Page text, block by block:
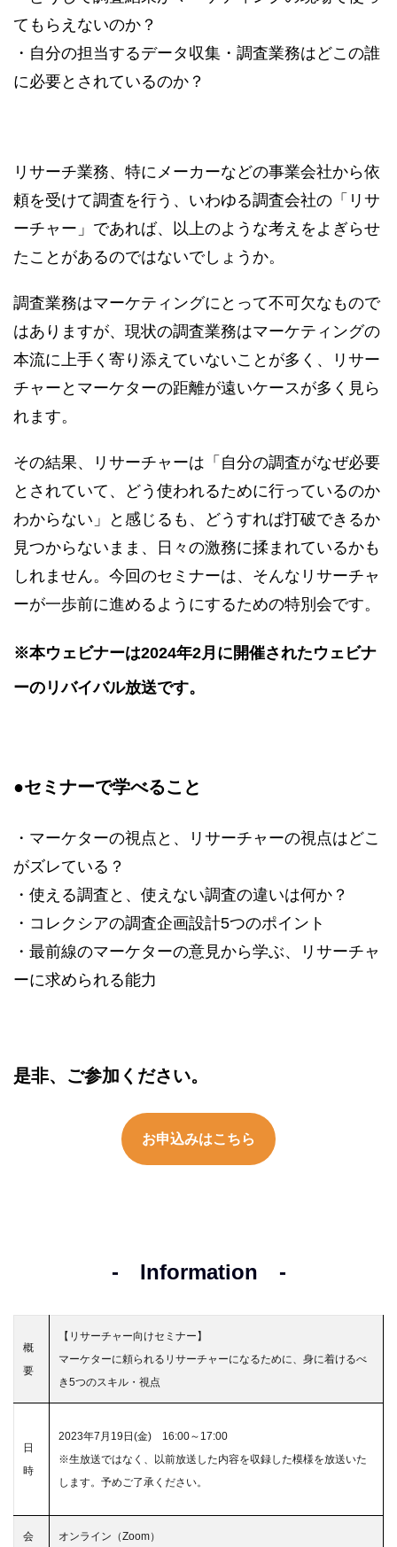
てもらえないのか？
・自分の担当するデータ収集・調査業務はどこの誰
に必要とされているのか？
リサーチ業務、特にメーカーなどの事業会社から依
頼を受けて調査を行う、いわゆる調査会社の「リサ
ーチャー」であれば、以上のような考えをよぎらせ
たことがあるのではないでしょうか。
調査業務はマーケティングにとって不可欠なもので
はありますが、現状の調査業務はマーケティングの
本流に上手く寄り添えていないことが多く、リサー
チャーとマーケターの距離が遠いケースが多く見ら
れます。
その結果、リサーチャーは「自分の調査がなぜ必要
とされていて、どう使われるために行っているのか
わからない」と感じるも、どうすれば打破できるか
見つからないまま、日々の激務に揉まれているかも
しれません。今回のセミナーは、そんなリサーチャ
ーが一歩前に進めるようにするための特別会です。
※本ウェビナーは2024年2月に開催されたウェビナ
ーのリバイバル放送です。
●セミナーで学べること
・マーケターの視点と、リサーチャーの視点はどこ
がズレている？
・使える調査と、使えない調査の違いは何か？
・コレクシアの調査企画設計5つのポイント
・最前線のマーケターの意見から学ぶ、リサーチャ
ーに求められる能力
是非、ご参加ください。
お申込みはこちら
- Information -
概
要
【リサーチャー向けセミナー】
マーケターに頼られるリサーチャーになるために、身に着けるべ
き5つのスキル・視点
日
時
2023年7月19日(金) 16:00～17:00
※生放送ではなく、以前放送した内容を収録した模様を放送いた
します。予めご了承ください。
会 オンライン（Zoom）